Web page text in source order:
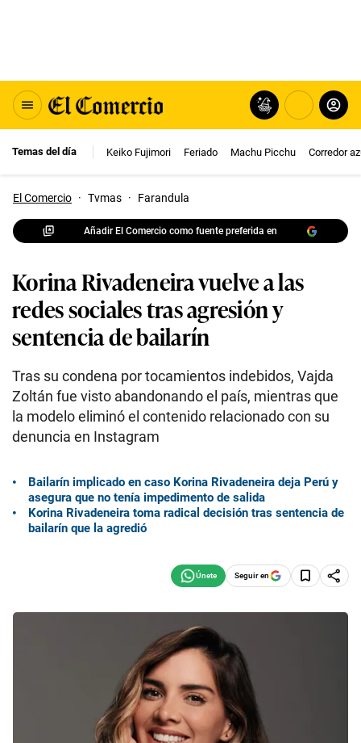
Temas del día Keiko Fujimori Feriado Machu Picchu Corredor
El Comercio · Tvmas · Farandula
Añadir El Comercio como fuente preferida en
Korina Rivadeneira vuelve a las
redes sociales tras agresión y
sentencia de bailarín
Tras su condena por tocamientos indebidos, Vajda
Zoltán fue visto abandonando el país, mientras que
la modelo eliminó el contenido relacionado con su
denuncia en Instagram
Bailarín implicado en caso Korina Rivadeneira deja Perú y
asegura que no tenía impedimento de salida
Korina Rivadeneira toma radical decisión tras sentencia de
bailarín que la agredió
Seguir en